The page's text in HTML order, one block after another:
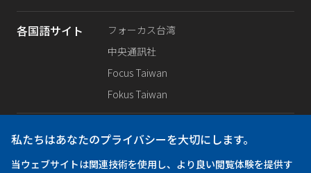
各国語サイト
フォーカス台湾
中央通訊社
Focus Taiwan
Fokus Taiwan
SNS公式
Facebook
私たちはあなたのプライバシーを大切にします。
当ウェブサイトは関連技術を使用し、より良い閲覧体験を提供す